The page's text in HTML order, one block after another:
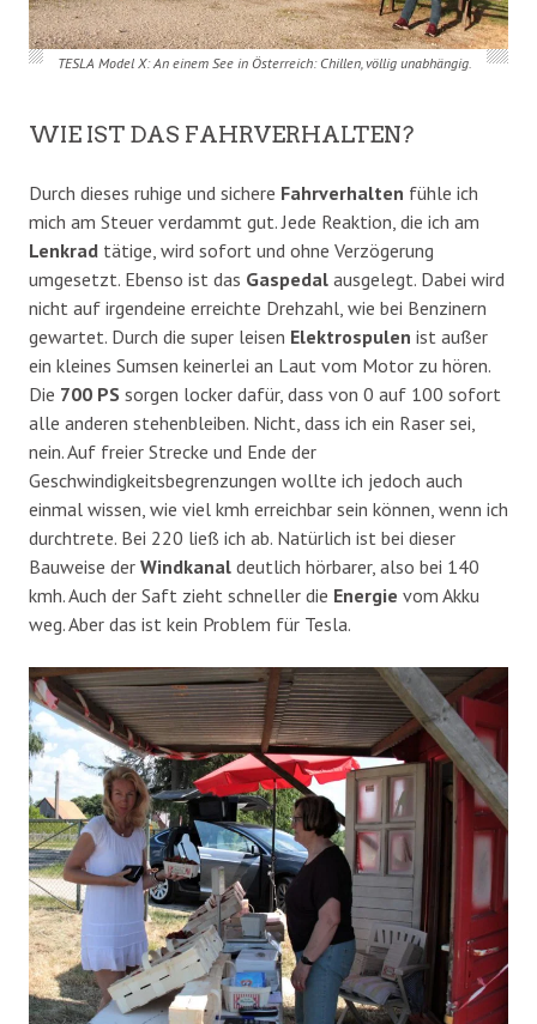
TESLA Model X: An einem See in Österreich: Chillen, völlig unabhängig.
WIE IST DAS FAHRVERHALTEN?
Durch dieses ruhige und sichere Fahrverhalten fühle ich
mich am Steuer verdammt gut. Jede Reaktion, die ich am
Lenkrad tätige, wird sofort und ohne Verzögerung
umgesetzt. Ebenso ist das Gaspedal ausgelegt. Dabei wird
nicht auf irgendeine erreichte Drehzahl, wie bei Benzinern
gewartet. Durch die super leisen Elektrospulen ist außer
ein kleines Sumsen keinerlei an Laut vom Motor zu hören.
Die 700 PS sorgen locker dafür, dass von 0 auf 100 sofort
alle anderen stehenbleiben. Nicht, dass ich ein Raser sei,
nein. Auf freier Strecke und Ende der
Geschwindigkeitsbegrenzungen wollte ich jedoch auch
einmal wissen, wie viel kmh erreichbar sein können, wenn ich
durchtrete. Bei 220 ließ ich ab. Natürlich ist bei dieser
Bauweise der Windkanal deutlich hörbarer, also bei 140
kmh. Auch der Saft zieht schneller die Energie vom Akku
weg. Aber das ist kein Problem für Tesla.